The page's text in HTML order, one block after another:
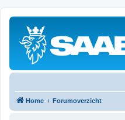
Home Forumoverzicht